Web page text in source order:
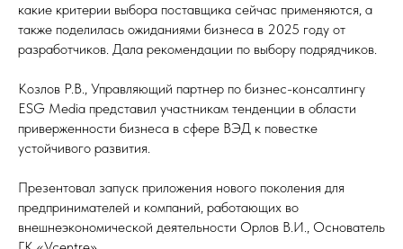
какие критерии выбора поставщика сейчас применяются, а
также поделилась ожиданиями бизнеса в 2025 году от
разработчиков. Дала рекомендации по выбору подрядчиков.
Козлов Р.В., Управляющий партнер по бизнес-консалтингу
ESG Media представил участникам тенденции в области
приверженности бизнеса в сфере ВЭД к повестке
устойчивого развития.
Презентовал запуск приложения нового поколения для
предпринимателей и компаний, работающих во
внешнеэкономической деятельности Орлов В.И., Основатель